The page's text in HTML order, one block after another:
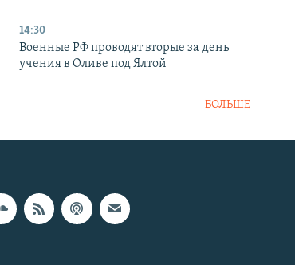
14:30
Военные РФ проводят вторые за день
учения в Оливе под Ялтой
БОЛЬШЕ